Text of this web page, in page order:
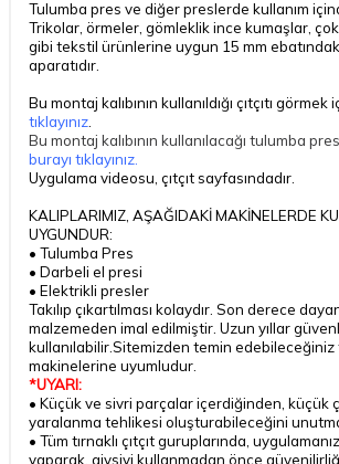
Tulumba pres ve diğer preslerde kullanım
Trikolar, örmeler, gömleklik ince kumaşlar,
gibi tekstil ürünlerine uygun 15 mm
aparatıdır.
Bu montaj kalıbının kullanıldığı çıtçıtı görmek
tıklayınız
Bu montaj kalıbının kullanılacağı tulumba
burayı tıklayınız.
Uygulama videosu, çıtçıt sayfasındadır.
KALIPLARIMIZ, AŞAĞIDAKİ MAKİNELERDE
UYGUNDUR:
• Tulumba Pres
• Darbeli el presi
• Elektrikli presler
Takılıp çıkartılması kolaydır. Son derece
malzemeden imal edilmiştir. Uzun yıllar
kullanılabilir.Sitemizden temin edebileceğiniz
makinelerine uyumludur.
*UYARI:
• Küçük ve sivri parçalar içerdiğinden, küçük
yaralanma tehlikesi oluşturabileceğini
• Tüm tırnaklı çıtçıt guruplarında,
yaparak, giysiyi kullanmadan önce